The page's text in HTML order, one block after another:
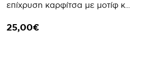
επίχρυση καρφίτσα με μοτίφ και
25,00€